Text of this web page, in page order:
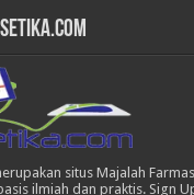
situs Majalah
ilmiah dan praktis. Sign